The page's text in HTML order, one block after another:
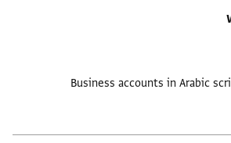
Business accounts in Arabic